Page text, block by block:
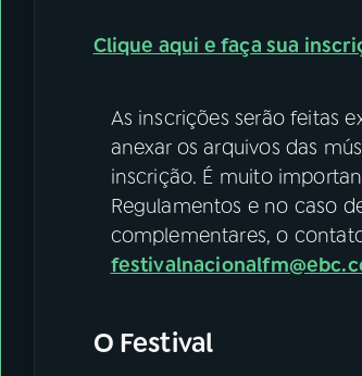
Clique aqui e faça sua
As inscrições serão feitas
anexar os arquivos das
inscrição. É muito
Regulamentos e no caso
complementares, o
O Festival